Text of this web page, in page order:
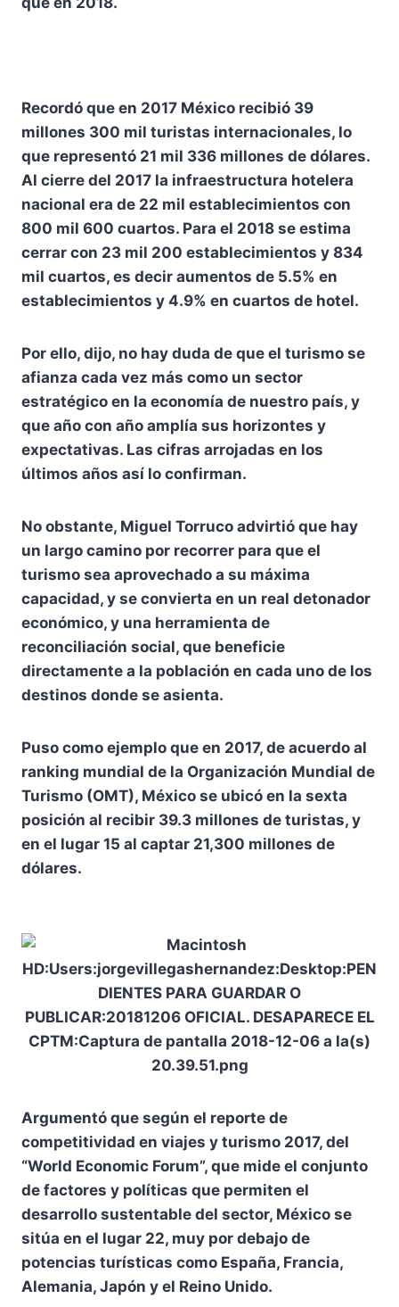
Recordó que en 2017 México recibió 39
millones 300 mil turistas internacionales, lo
que representó 21 mil 336 millones de dólares.
Al cierre del 2017 la infraestructura hotelera
nacional era de 22 mil establecimientos con
800 mil 600 cuartos. Para el 2018 se estima
cerrar con 23 mil 200 establecimientos y 834
mil cuartos, es decir aumentos de 5.5% en
establecimientos y 4.9% en cuartos de hotel.
Por ello, dijo, no hay duda de que el turismo se
afianza cada vez más como un sector
estratégico en la economía de nuestro país, y
que año con año amplía sus horizontes y
expectativas. Las cifras arrojadas en los
últimos años así lo confirman.
No obstante, Miguel Torruco advirtió que hay
un largo camino por recorrer para que el
turismo sea aprovechado a su máxima
capacidad, y se convierta en un real detonador
económico, y una herramienta de
reconciliación social, que beneficie
directamente a la población en cada uno de los
destinos donde se asienta.
Puso como ejemplo que en 2017, de acuerdo al
ranking mundial de la Organización Mundial de
Turismo (OMT), México se ubicó en la sexta
posición al recibir 39.3 millones de turistas, y
en el lugar 15 al captar 21,300 millones de
dólares.
Argumentó que según el reporte de
competitividad en viajes y turismo 2017, del
“World Economic Forum”, que mide el conjunto
de factores y políticas que permiten el
desarrollo sustentable del sector, México se
sitúa en el lugar 22, muy por debajo de
potencias turísticas como España, Francia,
Alemania, Japón y el Reino Unido.